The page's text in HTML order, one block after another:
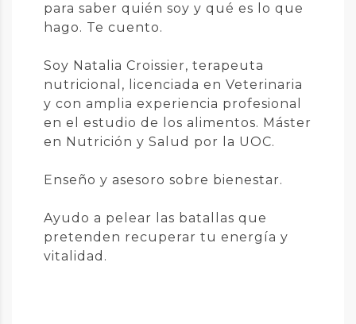
para saber quién soy y qué es lo que
hago. Te cuento.
Soy Natalia Croissier, terapeuta
nutricional, licenciada en Veterinaria
y con amplia experiencia profesional
en el estudio de los alimentos. Máster
en Nutrición y Salud por la UOC.
Enseño y asesoro sobre bienestar.
Ayudo a pelear las batallas que
pretenden recuperar tu energía y
vitalidad.